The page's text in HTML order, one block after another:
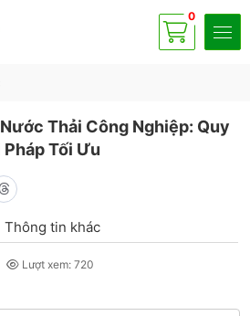
Có 0
sp
Thải Công Nghiệp: Quy
Tối Ưu
Thông tin khác
Lượt xem: 720